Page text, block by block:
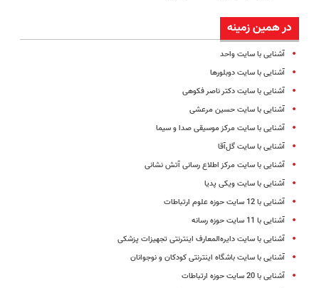
در همین زمینه
آشنایی با سایت واحد
آشنایی با سایت دوبلورها
آشنایی با سایت دکتر ناصر فکوهی
آشنایی با سایت حسین مرعشی
آشنایی با سایت مرکز موسیقی صدا و سیما
آشنایی با سایت گل‌آقا
آشنایی با سایت مرکز اطلاع رسانی آتش نشانی
آشنایی با سایت ویکی پدیا
آشنایی با 12 سایت حوزه علوم ارتباطات
آشنایی با 11 سایت حوزه رسانه
آشنایی با سایت دایره‌المعارف اینترنتی تجهیزات پزشکی
آشنایی با سایت باشگاه اینترنتی کودکان و نوجوانان
آشنایی با 20 سایت‌ حوزه ارتباطات